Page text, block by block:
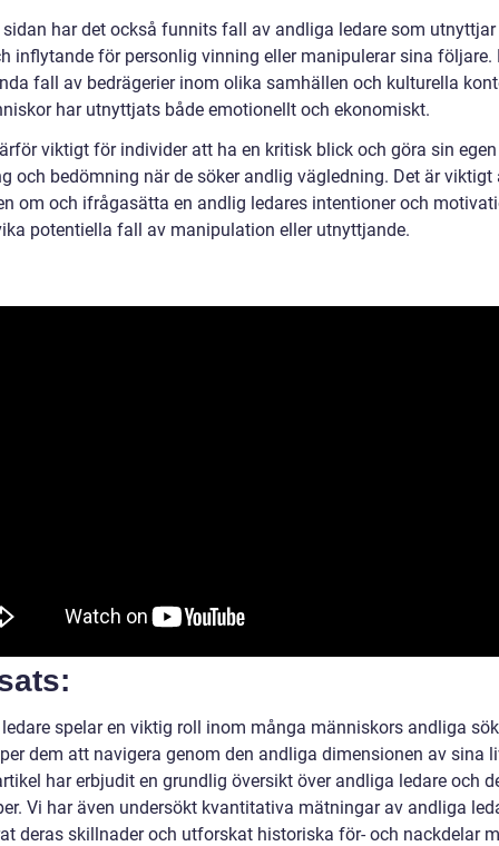
sidan har det också funnits fall av andliga ledare som
inflytande för personlig vinning eller manipulerar sina följare.
fall av bedrägerier inom olika samhällen och kulturella
har utnyttjats både emotionellt och ekonomiskt.
viktigt för individer att ha en kritisk blick och göra sin egen
och bedömning när de söker andlig vägledning. Det är viktigt
om och ifrågasätta en andlig ledares intentioner och
potentiella fall av manipulation eller utnyttjande.
spelar en viktig roll inom många människors andliga
dem att navigera genom den andliga dimensionen av sina
har erbjudit en grundlig översikt över andliga ledare och
Vi har även undersökt kvantitativa mätningar av andliga
deras skillnader och utforskat historiska för- och nackdelar